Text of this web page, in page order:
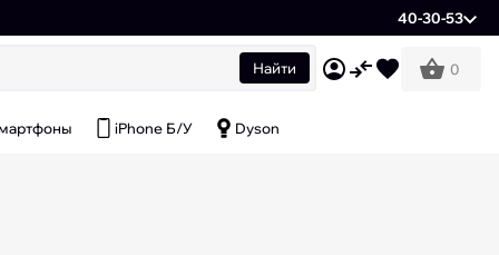
40-30-53
Найти 0
iPhone Б/У Dyson